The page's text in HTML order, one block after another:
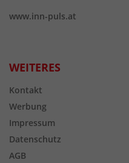
www.inn-puls.at
WEITERES
Kontakt
Werbung
Impressum
Datenschutz
AGB